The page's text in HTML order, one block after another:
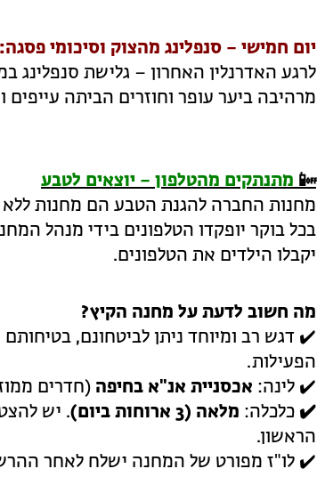
יום חמישי – סנפלינג מהצוק וסיכומי פסגה:
לרגע האדרנלין האחרון – גלישת סנפלינג
מרהיבה ביער עופר וחוזרים הביתה עייפים
📴 מתנתקים מהטלפון – יוצאים לטבע
מחנות החברה להגנת הטבע הם מחנות ללא
בכל בוקר יופקדו הטלפונים בידי מנהל
יקבלו הילדים את הטלפונים.
מה חשוב לדעת על מחנה הקיץ?
✔️ דגש רב ומיוחד ניתן לביטחונם,
הפעילות.
✔️ לינה: אכסניית אנ"א בחיפה (חדרים
✔️ כלכלה: מלאה (3 ארוחות ביום)
. יש
הראשון.
✔️ לו"ז מפורט של המחנה ישלח לאחר